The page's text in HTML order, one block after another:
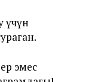
үчүн
эмес